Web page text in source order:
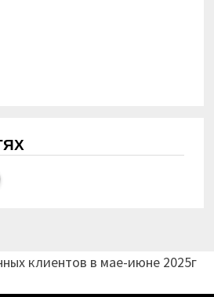
клиентов в мае-июне 2025г